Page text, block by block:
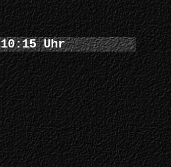
10:15 Uhr